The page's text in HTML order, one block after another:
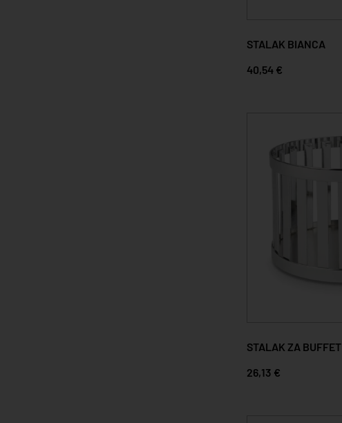
STALAK BIANCA
40,54 €
STALAK ZA BUFFET
26,13 €